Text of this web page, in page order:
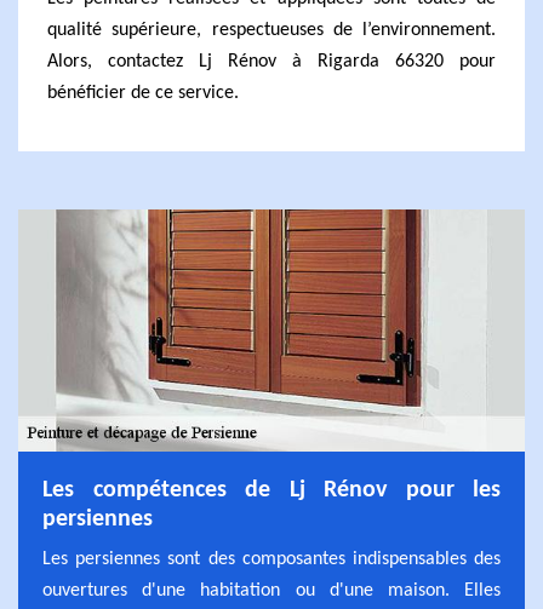
qualité supérieure, respectueuses de l’environnement.
Alors, contactez Lj Rénov à Rigarda 66320 pour
bénéficier de ce service.
Les compétences de Lj Rénov pour les
persiennes
Les persiennes sont des composantes indispensables des
ouvertures d'une habitation ou d'une maison. Elles